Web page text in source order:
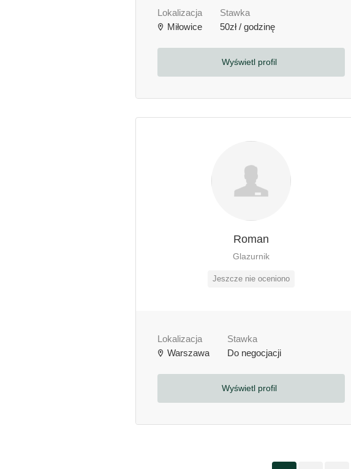
Lokalizacja
Miłowice
Stawka
50zł / godzinę
Wyświetl profil
Roman
Glazurnik
Jeszcze nie oceniono
Lokalizacja
Warszawa
Stawka
Do negocjacji
Wyświetl profil